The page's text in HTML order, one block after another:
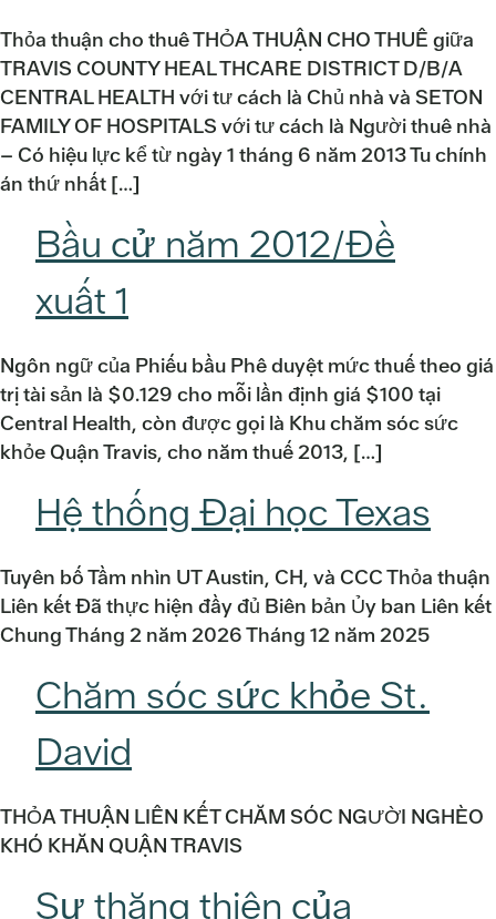
Thỏa thuận cho thuê THỎA THUẬN CHO THUÊ giữa
TRAVIS COUNTY HEAL THCARE DISTRICT D/B/A
CENTRAL HEALTH với tư cách là Chủ nhà và SETON
FAMILY OF HOSPITALS với tư cách là Người thuê nhà
– Có hiệu lực kể từ ngày 1 tháng 6 năm 2013 Tu chính
án thứ nhất […]
Bầu cử năm 2012/Đề
xuất 1
Ngôn ngữ của Phiếu bầu Phê duyệt mức thuế theo giá
trị tài sản là $0.129 cho mỗi lần định giá $100 tại
Central Health, còn được gọi là Khu chăm sóc sức
khỏe Quận Travis, cho năm thuế 2013, […]
Hệ thống Đại học Texas
Tuyên bố Tầm nhìn UT Austin, CH, và CCC Thỏa thuận
Liên kết Đã thực hiện đầy đủ Biên bản Ủy ban Liên kết
Chung Tháng 2 năm 2026 Tháng 12 năm 2025
Chăm sóc sức khỏe St.
David
THỎA THUẬN LIÊN KẾT CHĂM SÓC NGƯỜI NGHÈO
KHÓ KHĂN QUẬN TRAVIS
Sự thăng thiên của